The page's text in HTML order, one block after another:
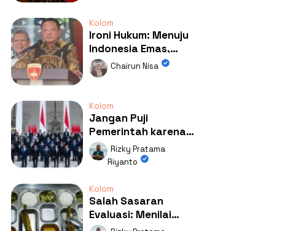
Kolom
Ironi Hukum: Menuju
Indonesia Emas,
Ternyata Emasnya
Ada di Rumah Febrie!
Chairun Nisa
Kolom
Jangan Puji
Pemerintah karena
Kerja: Mengapa
Publik Begitu Mudah
Rizky Pratama
Riyanto
Kolom
Salah Sasaran
Evaluasi: Menilai
Program MBG Lewat